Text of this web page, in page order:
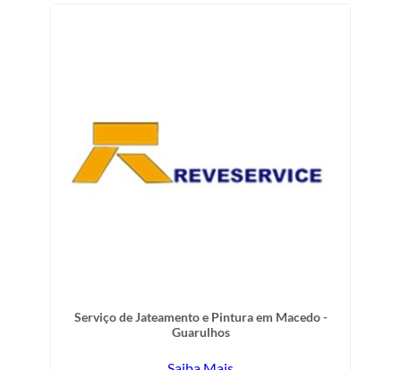
Serviço de Jateamento e Pintura em Macedo -
Guarulhos